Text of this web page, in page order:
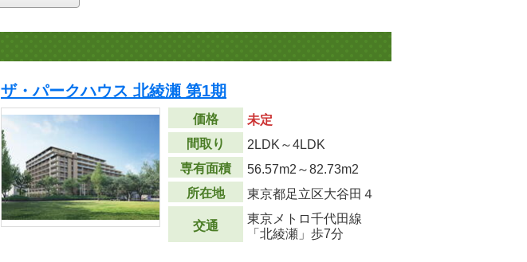
ザ・パークハウス 北綾瀬 第1期
価格
未定
間取り
2LDK～4LDK
専有面積
56.57m2 ～82.73m2
所在地
東京都足立区大谷田４
交通
東京メトロ千代田線
「北綾瀬」歩7分